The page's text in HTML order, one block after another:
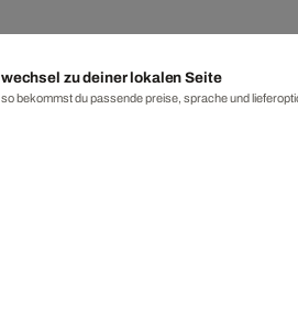
wechsel zu deiner lokalen Seite
so bekommst du passende preise, sprache und